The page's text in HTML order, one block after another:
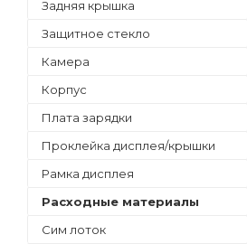
Задняя крышка
Защитное стекло
Камера
Корпус
Плата зарядки
Проклейка дисплея/крышки
Рамка дисплея
Расходные материалы
Сим лоток